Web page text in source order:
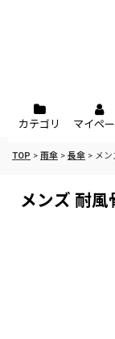
カテゴリ マイペ
TOP > 雨傘 > 長傘 > メ
メンズ 耐風